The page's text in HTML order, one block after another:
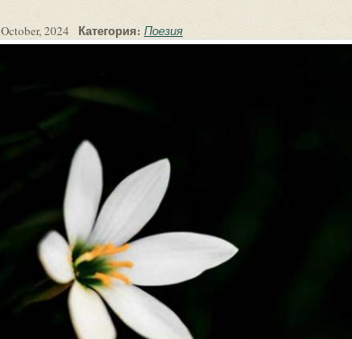
2024 Категория: Поезия